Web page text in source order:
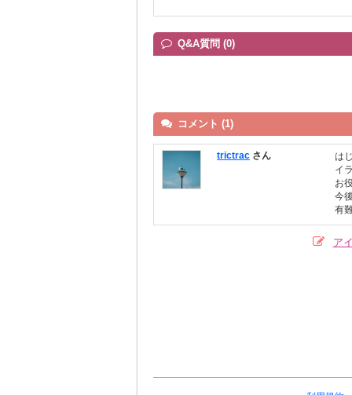
Q&A質問 (0)
コメント (1)
trictrac さん
は
イ
お
今
有
ア